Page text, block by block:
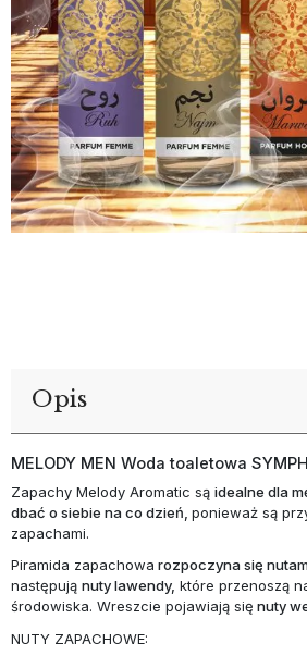
Opis
MELODY MEN Woda toaletowa
Zapachy Melody Aromatic są idealne dla
dbać o siebie na co dzień, ponieważ są
zapachami.
Piramida zapachowa rozpoczyna się
następują nuty lawendy, które przenoszą
środowiska. Wreszcie pojawiają się nuty
NUTY ZAPACHOWE: